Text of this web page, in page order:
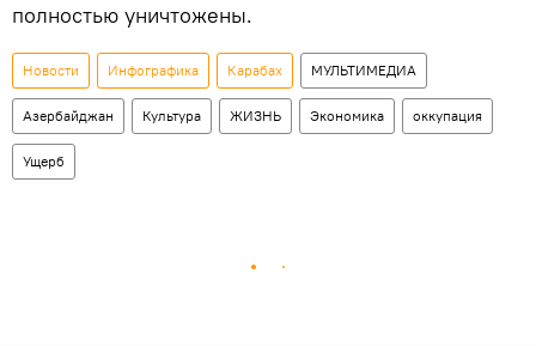
полностью уничтожены.
Новости Инфографика Карабах МУЛЬТИМЕДИА
Азербайджан Культура ЖИЗНЬ Экономика оккупация
Ущерб